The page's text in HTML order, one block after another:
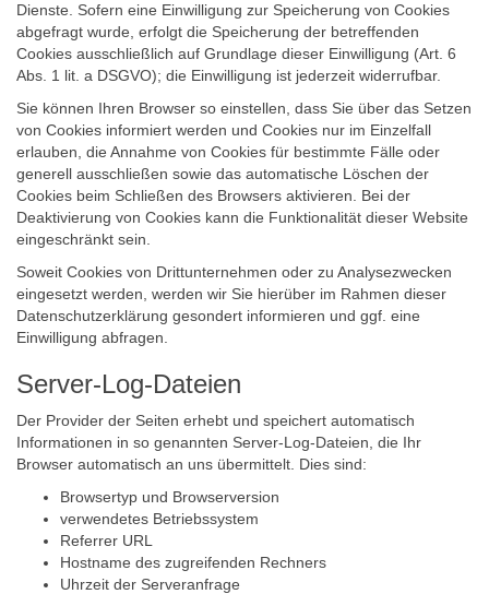
Dienste. Sofern eine Einwilligung zur Speicherung von Cookies
abgefragt wurde, erfolgt die Speicherung der betreffenden
Cookies ausschließlich auf Grundlage dieser Einwilligung (Art. 6
Abs. 1 lit. a DSGVO); die Einwilligung ist jederzeit widerrufbar.
Sie können Ihren Browser so einstellen, dass Sie über das Setzen
von Cookies informiert werden und Cookies nur im Einzelfall
erlauben, die Annahme von Cookies für bestimmte Fälle oder
generell ausschließen sowie das automatische Löschen der
Cookies beim Schließen des Browsers aktivieren. Bei der
Deaktivierung von Cookies kann die Funktionalität dieser Website
eingeschränkt sein.
Soweit Cookies von Drittunternehmen oder zu Analysezwecken
eingesetzt werden, werden wir Sie hierüber im Rahmen dieser
Datenschutzerklärung gesondert informieren und ggf. eine
Einwilligung abfragen.
Server-Log-Dateien
Der Provider der Seiten erhebt und speichert automatisch
Informationen in so genannten Server-Log-Dateien, die Ihr
Browser automatisch an uns übermittelt. Dies sind:
Browsertyp und Browserversion
verwendetes Betriebssystem
Referrer URL
Hostname des zugreifenden Rechners
Uhrzeit der Serveranfrage